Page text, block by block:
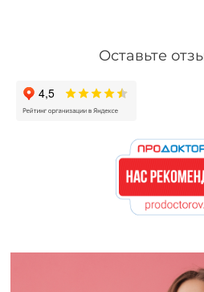
Оставьте